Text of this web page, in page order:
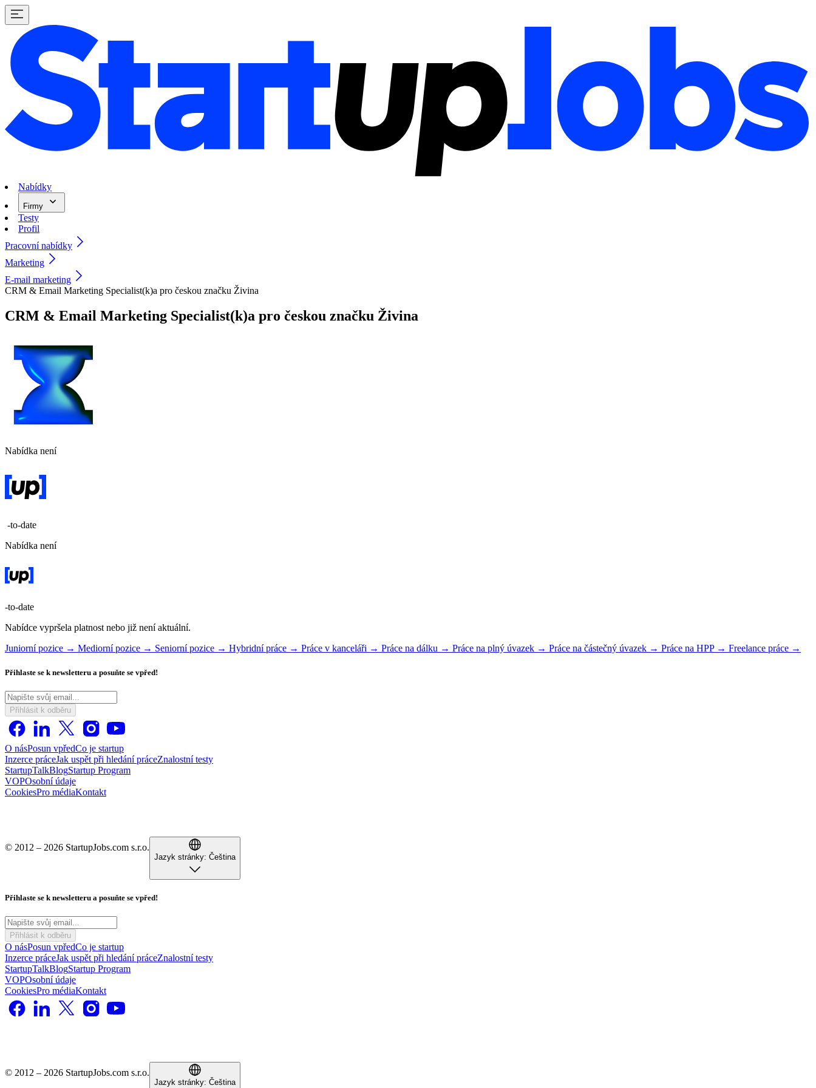
Nabídky
Firmy
Testy
Profil
Pracovní nabídky
Marketing
E-mail marketing
CRM & Email Marketing Specialist(k)a pro českou značku Živina
CRM & Email Marketing Specialist(k)a pro českou značku Živina
Nabídka není
-to-date
Nabídka není
-to-date
Nabídce vypršela platnost nebo již není aktuální.
Juniorní pozice → Mediorní pozice → Seniorní pozice → Hybridní práce → Práce v kanceláři → Práce na dálku → Práce na plný úvazek → Práce na částečný úvazek → Práce na HPP → Freelance práce →
Přihlaste se k newsletteru a posuňte se vpřed!
Přihlásit k odběru
O násPosun vpředCo je startup
Inzerce práceJak uspět při hledání práceZnalostní testy
StartupTalkBlogStartup Program
VOPOsobní údaje
CookiesPro médiaKontakt
© 2012 – 2026 StartupJobs.com s.r.o.
Jazyk stránky: Čeština
Přihlaste se k newsletteru a posuňte se vpřed!
Přihlásit k odběru
O násPosun vpředCo je startup
Inzerce práceJak uspět při hledání práceZnalostní testy
StartupTalkBlogStartup Program
VOPOsobní údaje
CookiesPro médiaKontakt
© 2012 – 2026 StartupJobs.com s.r.o.
Jazyk stránky: Čeština